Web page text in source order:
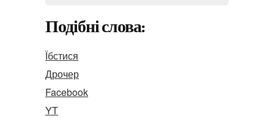
Подібні слова:
Їбстися
Дрочер
Facebook
YT